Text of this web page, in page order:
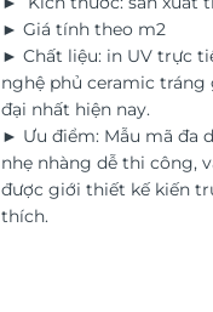
► Giá tính theo m2
► Chất liệu: in UV trực
nghệ phủ ceramic
đại nhất hiện nay.
► Ưu điểm: Mẫu mã đa
nhẹ nhàng dễ thi công,
được giới thiết kế kiến
thích.